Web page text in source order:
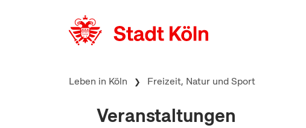
Leben in Köln Freizeit, Natur und Sport
Veranstaltungen